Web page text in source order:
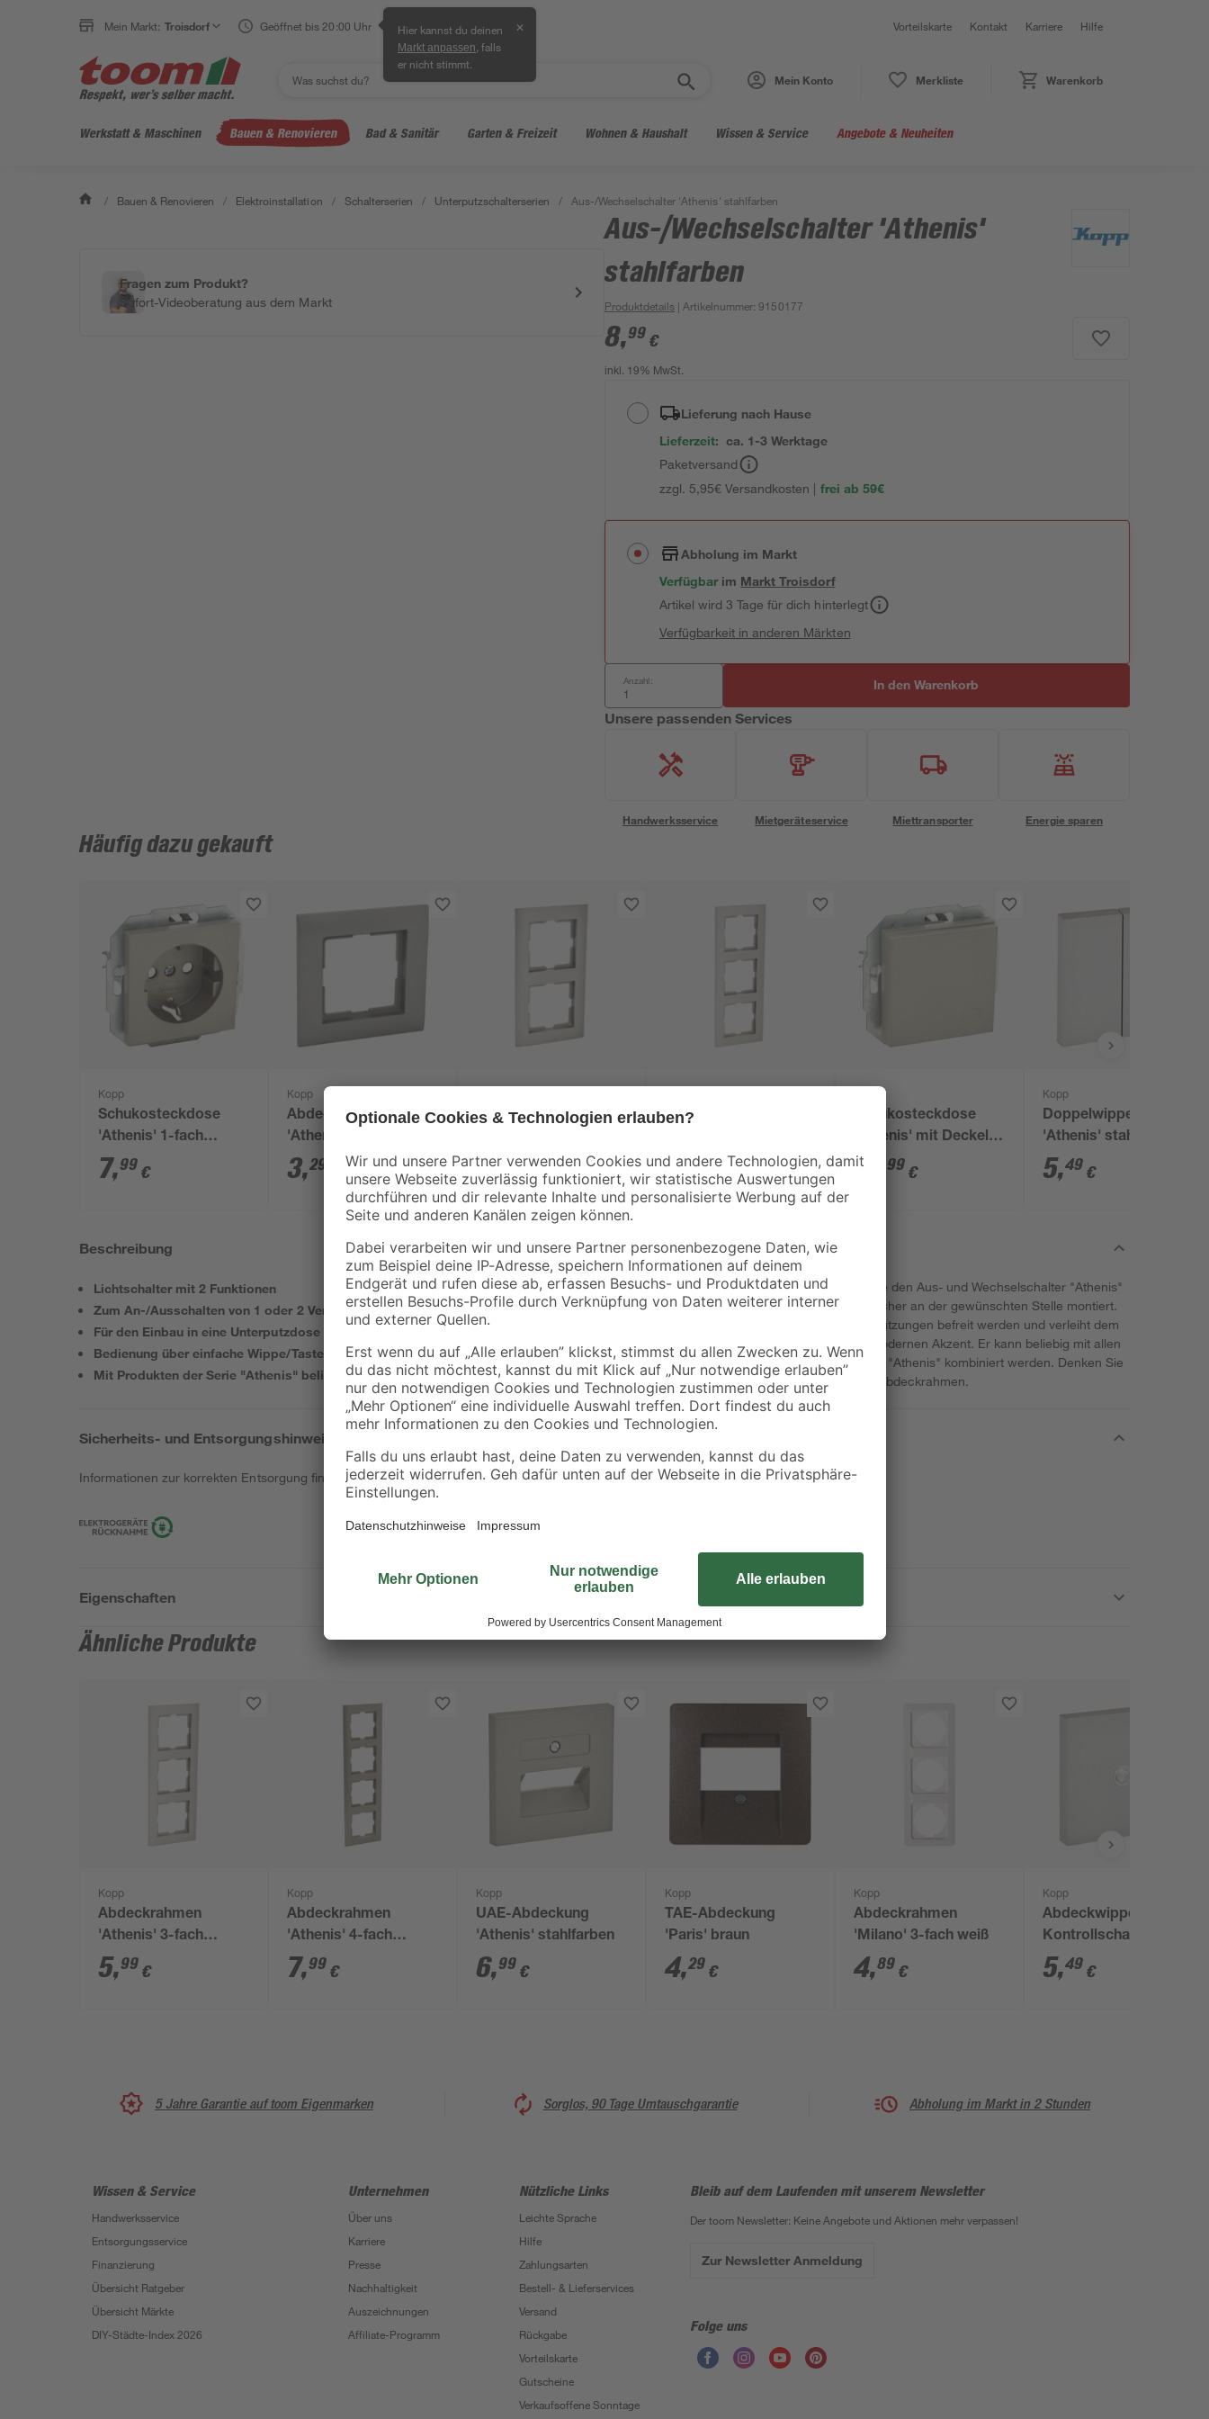
Mein Markt: Troisdorf Geöffnet bis 20:00 Uhr Hier kannst du deinen
Markt anpassen , falls
er nicht stimmt.
✕ Vorteilskarte Kontakt Karriere Hilfe
Mein Konto Merkliste Warenkorb
Werkstatt & Maschinen Bauen & Renovieren Bad & Sanitär Garten & Freizeit Wohnen & Haushalt Wissen & Service Angebote & Neuheiten
/ Bauen & Renovieren / Elektroinstallation / Schalterserien / Unterputzschalterserien / Aus-/Wechselschalter 'Athenis' stahlfarben
Fragen zum Produkt?
Sofort-Videoberatung aus dem Markt
Aus-/Wechselschalter 'Athenis'
stahlfarben
Produktdetails | Artikelnummer:9150177
8,99 €
inkl. 19% MwSt.
Lieferung nach Hause
Lieferzeit: ca. 1-3 Werktage
Paketversand
zzgl. 5,95€ Versandkosten | frei ab 59€
Abholung im Markt
Verfügbar im MarktTroisdorf
Artikel wird 3 Tage für dich hinterlegt
Verfügbarkeit in anderen Märkten
Anzahl: In den Warenkorb
Unsere passenden Services
Handwerksservice Mietgeräteservice Miettransporter Energie sparen
Häufig dazu gekauft
Kopp
Schukosteckdose
'Athenis' 1-fach
stahlfarben
7,99 €
Kopp
Abdeckrahmen
'Athenis' 1-fach
stahlfarben
3,29
Abdeckrahmen
stahlfarben
4,99€
Abdeckrahmen
stahlfarben
5,99€
Schukosteckdose
'Athenis' mit Deckel
1-fach stahlfarben
10 99 €
Kopp
Doppelwippe
'Athenis' stahlfarben
5,49 €
Beschreibung
Lichtschalter mit 2 Funktionen
Zum An-/Ausschalten von 1 oder 2 Verbrauchern
Für den Einbau in eine Unterputzdose
Bedienung über einfache Wippe/Taste
Mit Produkten der Serie "Athenis" beliebig kombinierbar
Für Ihr Beleuchtungssystem im Haus können Sie den Aus- und Wechselschalter "Athenis"
der Marke Kopp einbauen. Unter Putz wird er sicher an der gewünschten Stelle montiert.
Der robuste Kunststoff kann leicht von Verschmutzungen befreit werden und verleiht dem
Raum durch sein stahlfarbenes Design einen modernen Akzent. Er kann beliebig mit allen
Geräten und Rahmen der markengleichen Serie "Athenis" kombiniert werden. Denken Sie
bei diesem Schalter an einen dazu geeigneten Abdeckrahmen.
Sicherheits- und Entsorgungshinweise
Informationen zur korrekten Entsorgung findest duhier.
Eigenschaften
Ähnliche Produkte
Kopp
Abdeckrahmen
'Athenis' 3-fach
stahlfarben
5,99 €
Kopp
Abdeckrahmen
'Athenis' 4-fach
stahlfarben
7,99 €
Kopp
UAE-Abdeckung
'Athenis' stahlfarben
6,99 €
Kopp
TAE-Abdeckung
'Paris' braun
4,29 €
Kopp
Abdeckrahmen
'Milano' 3-fach weiß
4,89 €
Kopp
Abdeckwippe für
Kontrollschalter
'Athenis' stahlfarben
5,49 €
5 Jahre Garantie auf toom Eigenmarken Sorglos, 90 Tage Umtauschgarantie Abholung im Markt in 2 Stunden
Wissen & Service
Handwerksservice
Entsorgungsservice
Finanzierung
Übersicht Ratgeber
Übersicht Märkte
DIY-Städte-Index 2026
Unternehmen
Über uns
Karriere
Presse
Nachhaltigkeit
Auszeichnungen
Affiliate-Programm
Nützliche Links
Leichte Sprache
Hilfe
Zahlungsarten
Bestell- & Lieferservices
Versand
Rückgabe
Vorteilskarte
Gutscheine
Verkaufsoffene Sonntage
Bleib auf dem Laufenden mit unserem Newsletter
Der toom Newsletter: Keine Angebote und Aktionen mehr verpassen!
Zur Newsletter Anmeldung
Folge uns